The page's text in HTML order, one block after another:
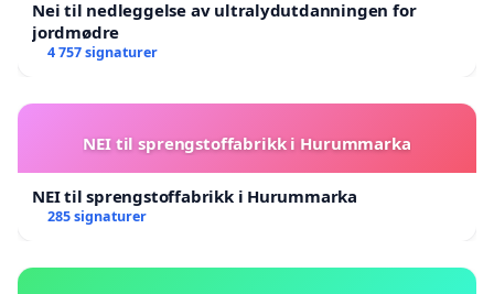
Nei til nedleggelse av ultralydutdanningen for
jordmødre
4 757 signaturer
NEI til sprengstoffabrikk i Hurummarka
NEI til sprengstoffabrikk i Hurummarka
285 signaturer